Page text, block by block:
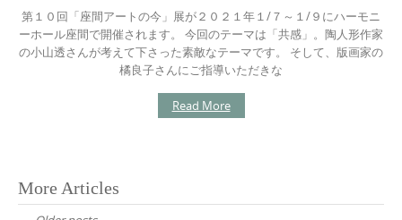
第１０回「座間アートの今」展が２０２１年１/７～１/９にハーモニ
ーホール座間で開催されます。 今回のテーマは「共感」。陶人形作家
の小山透さんが考えて下さった素敵なテーマです。 そして、版画家の
橘良子さんにご指導いただきな
Read More
Posts
More Articles